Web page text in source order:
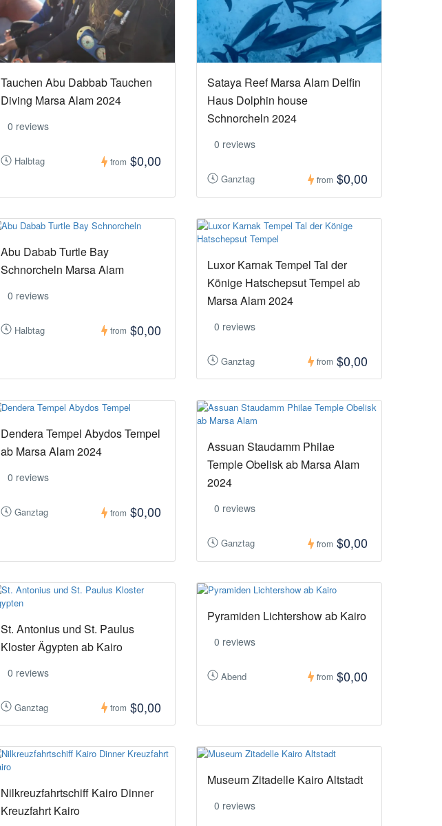
Tauchen Abu Dabbab Tauchen
Diving Marsa Alam 2024
0 reviews
Halbtag from $0,00
Sataya Reef Marsa Alam Delfin
Haus Dolphin house
Schnorcheln 2024
0 reviews
Ganztag from $0,00
Abu Dabab Turtle Bay
Schnorcheln Marsa Alam
0 reviews
Halbtag from $0,00
Luxor Karnak Tempel Tal der
Könige Hatschepsut Tempel ab
Marsa Alam 2024
0 reviews
Ganztag from $0,00
Dendera Tempel Abydos Tempel
ab Marsa Alam 2024
0 reviews
Ganztag from $0,00
Assuan Staudamm Philae
Temple Obelisk ab Marsa Alam
2024
0 reviews
Ganztag from $0,00
St. Antonius und St. Paulus
Kloster Ägypten ab Kairo
0 reviews
Ganztag from $0,00
Pyramiden Lichtershow ab Kairo
0 reviews
Abend from $0,00
Nilkreuzfahrtschiff Kairo Dinner
Kreuzfahrt Kairo
Museum Zitadelle Kairo Altstadt
0 reviews